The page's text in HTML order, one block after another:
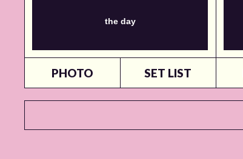
the day
PHOTO SET LIST